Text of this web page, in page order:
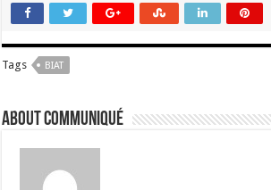
Tags BIAT
About Communiqué